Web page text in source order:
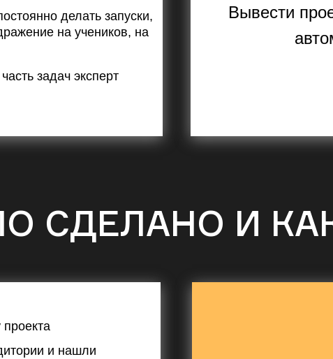
Вывести
делать запуски,
на учеников, на
задач эксперт
СДЕЛАНО И
и нашли